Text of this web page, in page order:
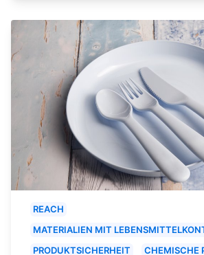
REACH
MATERIALIEN MIT
PRODUKTSICHERHEIT
CHEMISCHE